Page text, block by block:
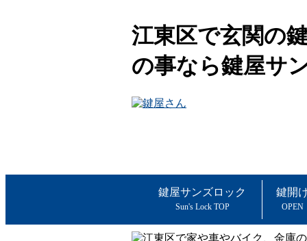
江東区で玄関の
の事なら鍵屋サ
鍵屋サンズロック
Sun's Lock TOP
鍵開
OPEN